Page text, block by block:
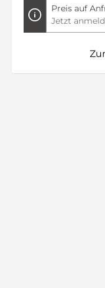
Preis auf
Jetzt